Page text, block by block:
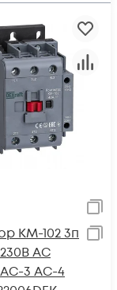
КМ-102 3п
AC
3 AC-4